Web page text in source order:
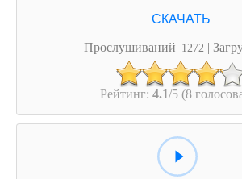
Прослушиваний 1272 |
Рейтинг: 4.1/5 (8